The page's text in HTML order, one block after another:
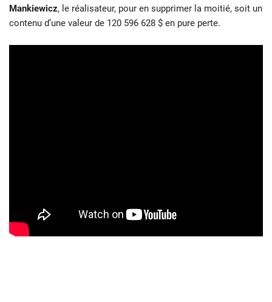
Mankiewicz, le réalisateur, pour en supprimer la moitié, soit un
contenu d’une valeur de 120 596 628 $ en pure perte.